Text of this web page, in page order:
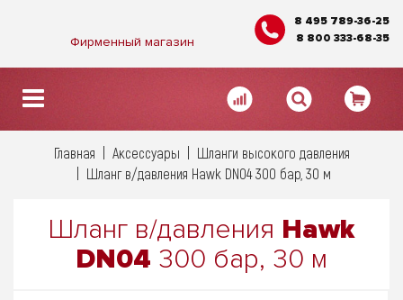
Фирменный магазин
8 495 789-36-25
8 800 333-68-35
Главная Аксессуары
Шланги высокого давления
Шланг в/давления Hawk DN04 300 бар, 30 м
Шланг в/давления Hawk
DN04 300 бар, 30 м